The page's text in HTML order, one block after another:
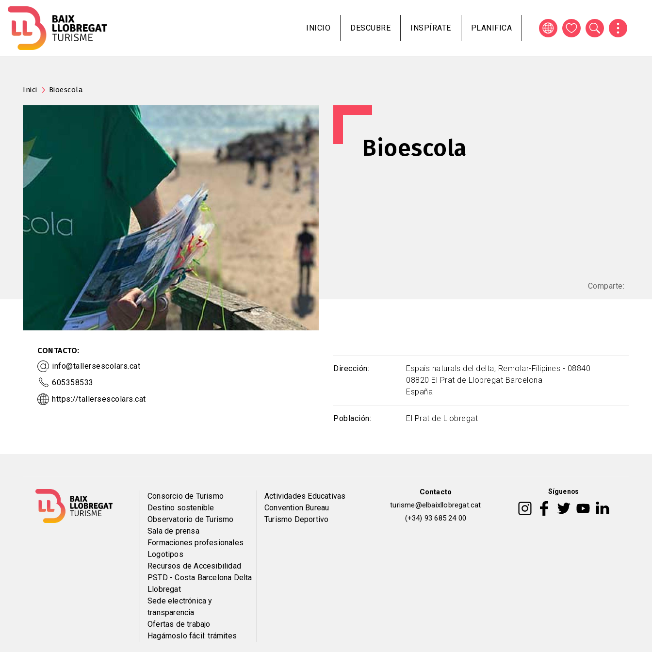
contenido
principal
INICIO DESCUBRE INSPÍRATE PLANIFICA
Inici Bioescola
Bioescola
Comparte:
CONTACTO
info@tallersescolars.cat
605358533
https://tallersescolars.cat
Dirección
Espais naturals del delta, Remolar-Filipines - 08840
08820 El Prat de Llobregat Barcelona
España
Población El Prat de Llobregat
Menú
del
pie
Consorcio de Turismo
Destino sostenible
Observatorio de Turismo
Sala de prensa
Formaciones profesionales
Logotipos
Recursos de Accesibilidad
PSTD - Costa Barcelona Delta
Llobregat
Sede electrónica y
transparencia
Ofertas de trabajo
Hagámoslo fácil: trámites
Peu
de
Actividades Educativas
Convention Bureau
Turismo Deportivo
Contacto
turisme@elbaixllobregat.cat
(+34) 93 685 24 00
Síguenos